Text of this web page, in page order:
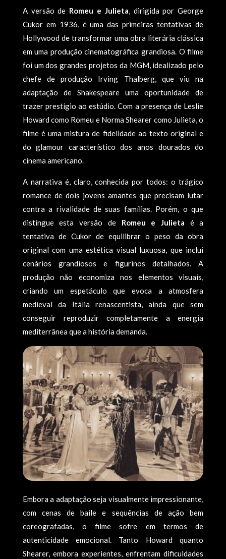
A versão de Romeu e Julieta, dirigida por George
Cukor em 1936, é uma das primeiras tentativas de
Hollywood de transformar uma obra literária clássica
em uma produção cinematográfica grandiosa. O filme
foi um dos grandes projetos da MGM, idealizado pelo
chefe de produção Irving Thalberg, que viu na
adaptação de Shakespeare uma oportunidade de
trazer prestígio ao estúdio. Com a presença de Leslie
Howard como Romeu e Norma Shearer como Julieta, o
filme é uma mistura de fidelidade ao texto original e
do glamour característico dos anos dourados do
cinema americano.
A narrativa é, claro, conhecida por todos: o trágico
romance de dois jovens amantes que precisam lutar
contra a rivalidade de suas famílias. Porém, o que
distingue esta versão de Romeu e Julieta é a
tentativa de Cukor de equilibrar o peso da obra
original com uma estética visual luxuosa, que inclui
cenários grandiosos e figurinos detalhados. A
produção não economiza nos elementos visuais,
criando um espetáculo que evoca a atmosfera
medieval da Itália renascentista, ainda que sem
conseguir reproduzir completamente a energia
mediterrânea que a história demanda.
Embora a adaptação seja visualmente impressionante,
com cenas de baile e sequências de ação bem
coreografadas, o filme sofre em termos de
autenticidade emocional. Tanto Howard quanto
Shearer, embora experientes, enfrentam dificuldades